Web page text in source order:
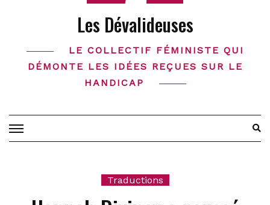
Les Dévalideuses
LE COLLECTIF FÉMINISTE QUI
DÉMONTE LES IDÉES REÇUES SUR LE
HANDICAP
Traductions